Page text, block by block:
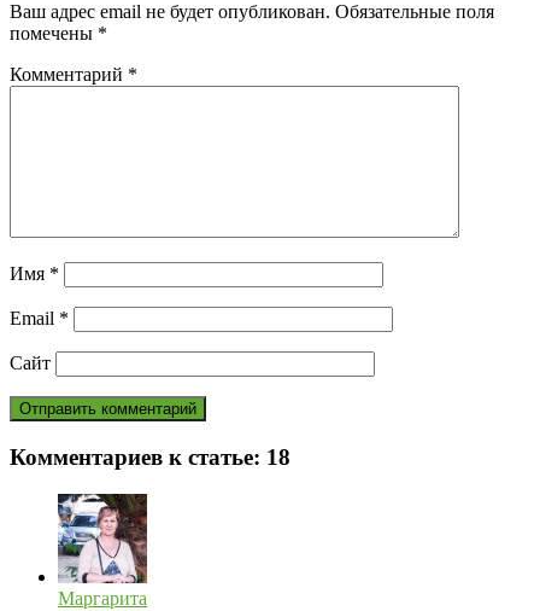
Ваш адрес email не будет опубликован. Обязательные поля
помечены *
Комментарий *
Имя *
Email *
Сайт
Комментариев к статье: 18
Маргарита